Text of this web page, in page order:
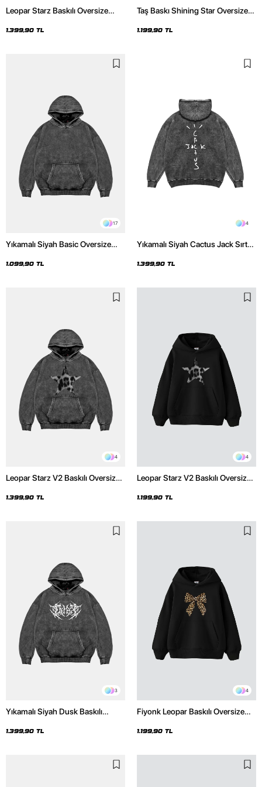
Yıkamalı Siyah Basic Oversize
Unisex Hoodie
1.099,90 TL
Yıkamalı Siyah Cactus Jack Sırt
Baskılı Oversize Unisex Hoodie
1.399,90 TL
Leopar Starz V2 Baskılı Oversize
Unisex Premium Yıkamalı Siyah
1.399,90 TL
Leopar Starz V2 Baskılı Oversize
Unisex Premium Siyah Hoodie
1.199,90 TL
Yıkamalı Siyah Dusk Baskılı
Oversize Unisex Hoodie
1.399,90 TL
Fiyonk Leopar Baskılı Oversize
Unisex Premium Siyah Hoodie
1.199,90 TL